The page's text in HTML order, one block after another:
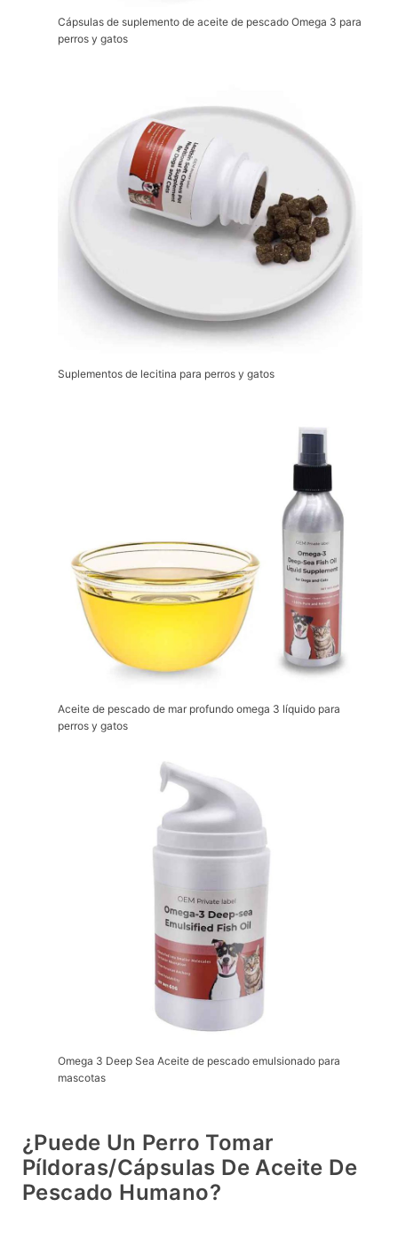
Cápsulas de suplemento de aceite de pescado Omega 3 para
perros y gatos
Suplementos de lecitina para perros y gatos
Aceite de pescado de mar profundo omega 3 líquido para
perros y gatos
Omega 3 Deep Sea Aceite de pescado emulsionado para
mascotas
¿Puede Un Perro Tomar
Píldoras/cápsulas De Aceite De
Pescado Humano?